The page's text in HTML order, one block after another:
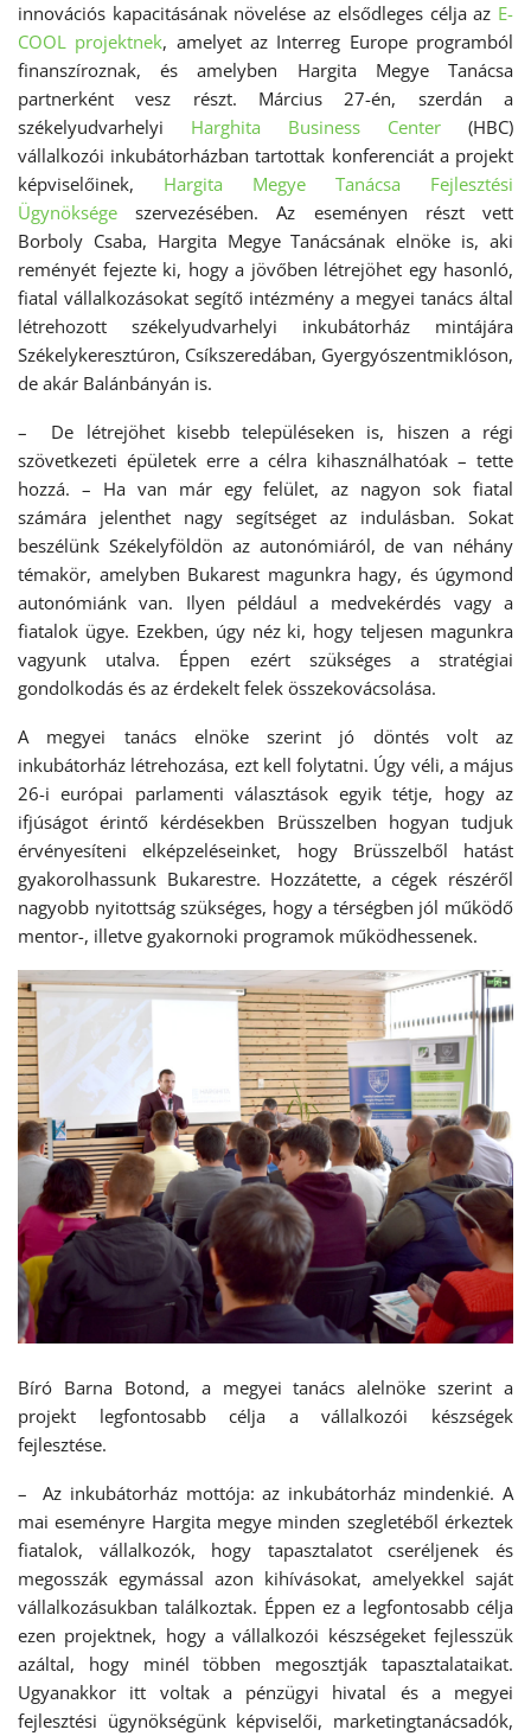
innovációs kapacitásának növelése az elsődleges célja az E-
COOL projektnek, amelyet az Interreg Europe programból
finanszíroznak, és amelyben Hargita Megye Tanácsa
partnerként vesz részt. Március 27-én, szerdán a
székelyudvarhelyi Harghita Business Center (HBC)
vállalkozói inkubátorházban tartottak konferenciát a projekt
képviselőinek, Hargita Megye Tanácsa Fejlesztési
Ügynöksége szervezésében. Az eseményen részt vett
Borboly Csaba, Hargita Megye Tanácsának elnöke is, aki
reményét fejezte ki, hogy a jövőben létrejöhet egy hasonló,
fiatal vállalkozásokat segítő intézmény a megyei tanács által
létrehozott székelyudvarhelyi inkubátorház mintájára
Székelykeresztúron, Csíkszeredában, Gyergyószentmiklóson,
de akár Balánbányán is.
– De létrejöhet kisebb településeken is, hiszen a régi
szövetkezeti épületek erre a célra kihasználhatóak – tette
hozzá. – Ha van már egy felület, az nagyon sok fiatal
számára jelenthet nagy segítséget az indulásban. Sokat
beszélünk Székelyföldön az autonómiáról, de van néhány
témakör, amelyben Bukarest magunkra hagy, és úgymond
autonómiánk van. Ilyen például a medvekérdés vagy a
fiatalok ügye. Ezekben, úgy néz ki, hogy teljesen magunkra
vagyunk utalva. Éppen ezért szükséges a stratégiai
gondolkodás és az érdekelt felek összekovácsolása.
A megyei tanács elnöke szerint jó döntés volt az
inkubátorház létrehozása, ezt kell folytatni. Úgy véli, a május
26-i európai parlamenti választások egyik tétje, hogy az
ifjúságot érintő kérdésekben Brüsszelben hogyan tudjuk
érvényesíteni elképzeléseinket, hogy Brüsszelből hatást
gyakorolhassunk Bukarestre. Hozzátette, a cégek részéről
nagyobb nyitottság szükséges, hogy a térségben jól működő
mentor-, illetve gyakornoki programok működhessenek.
Bíró Barna Botond, a megyei tanács alelnöke szerint a
projekt legfontosabb célja a vállalkozói készségek
fejlesztése.
– Az inkubátorház mottója: az inkubátorház mindenkié. A
mai eseményre Hargita megye minden szegletéből érkeztek
fiatalok, vállalkozók, hogy tapasztalatot cseréljenek és
megosszák egymással azon kihívásokat, amelyekkel saját
vállalkozásukban találkoztak. Éppen ez a legfontosabb célja
ezen projektnek, hogy a vállalkozói készségeket fejlesszük
azáltal, hogy minél többen megosztják tapasztalataikat.
Ugyanakkor itt voltak a pénzügyi hivatal és a megyei
fejlesztési ügynökségünk képviselői, marketingtanácsadók,